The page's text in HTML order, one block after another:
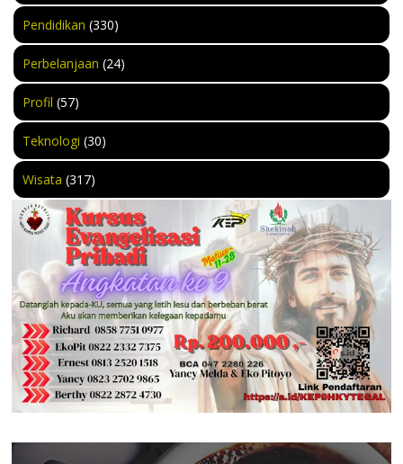
Pendidikan (330)
Perbelanjaan (24)
Profil (57)
Teknologi (30)
Wisata (317)